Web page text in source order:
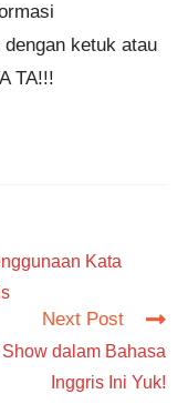
ketuk atau
TA!!!
Kata
Next Post
dalam Bahasa
Inggris Ini Yuk!